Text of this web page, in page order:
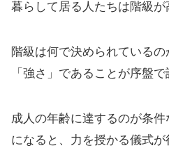
暮らして居る人たちは階級が
階級は何で決められている
「強さ」であることが序盤で
成人の年齢に達するのが条
になると、力を授かる儀式が